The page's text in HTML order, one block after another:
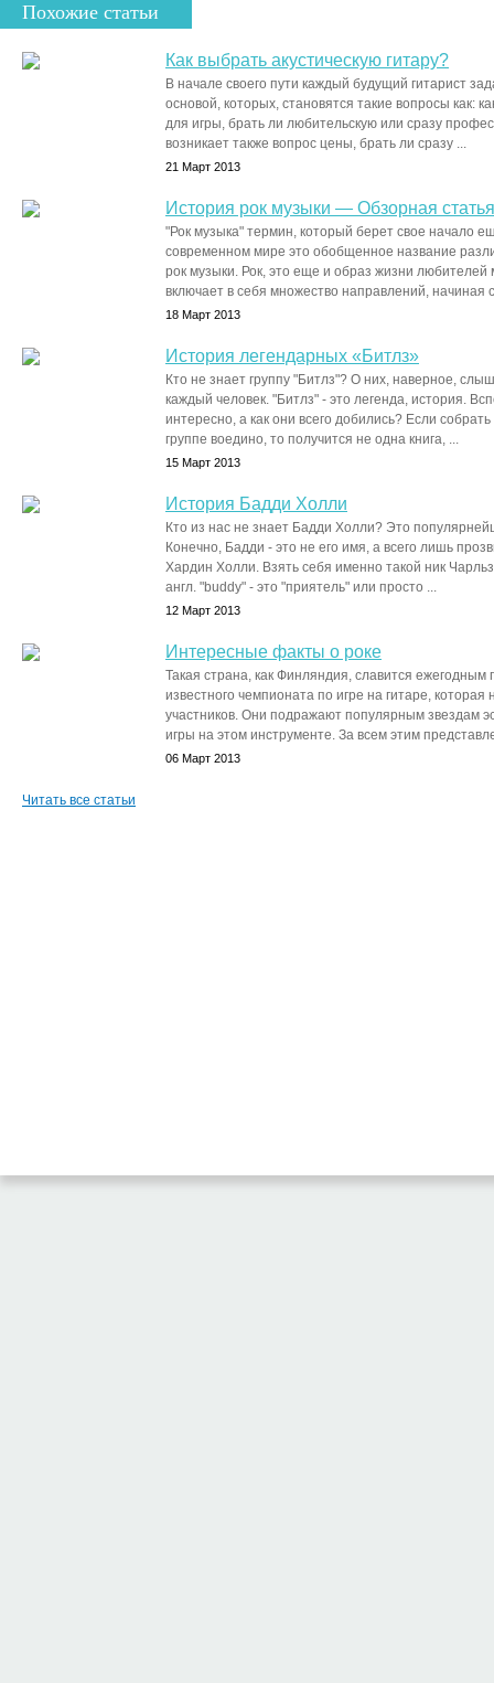
Похожие статьи
Как выбрать акустическую гитару?
В начале своего пути каждый будущий гитарист
основой, которых, становятся такие вопросы как:
для игры, брать ли любительскую или сразу
возникает также вопрос цены, брать ли сразу ...
21 Март 2013
История рок музыки — Обзорная статья
"Рок музыка" термин, который берет свое начало
современном мире это обобщенное название
рок музыки. Рок, это еще и образ жизни любителей
включает в себя множество направлений, начиная
18 Март 2013
История легендарных «Битлз»
Кто не знает группу "Битлз"? О них, наверное,
каждый человек. "Битлз" - это легенда, история.
интересно, а как они всего добились? Если
группе воедино, то получится не одна книга, ...
15 Март 2013
История Бадди Холли
Кто из нас не знает Бадди Холли? Это
Конечно, Бадди - это не его имя, а всего лишь
Хардин Холли. Взять себя именно такой ник
англ. "buddy" - это "приятель" или просто ...
12 Март 2013
Интересные факты о роке
Такая страна, как Финляндия, славится
известного чемпионата по игре на гитаре,
участников. Они подражают популярным звездам
игры на этом инструменте. За всем этим
06 Март 2013
Читать все статьи